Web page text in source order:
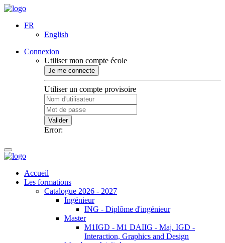
FR
English
Connexion
Utiliser mon compte école
Je me connecte
Utiliser un compte provisoire
Valider
Error:
Accueil
Les formations
Catalogue 2026 - 2027
Ingénieur
ING - Diplôme d'ingénieur
Master
M1IGD - M1 DAIIG - Maj. IGD -
Interaction, Graphics and Design